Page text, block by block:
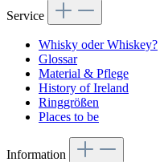
Service
Whisky oder Whiskey?
Glossar
Material & Pflege
History of Ireland
Ringgrößen
Places to be
Information